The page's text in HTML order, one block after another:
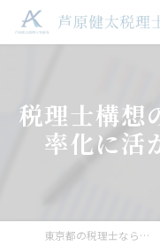
税理士構想
率化に活
東京都の税理士なら芦原健太税理士事務所